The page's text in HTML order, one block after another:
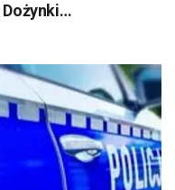
Dożynki…